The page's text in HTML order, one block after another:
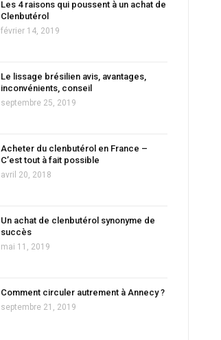
Les 4 raisons qui poussent à un achat de
Clenbutérol
février 14, 2019
Le lissage brésilien avis, avantages,
inconvénients, conseil
septembre 25, 2019
Acheter du clenbutérol en France –
C’est tout à fait possible
avril 20, 2018
Un achat de clenbutérol synonyme de
succès
mai 11, 2019
Comment circuler autrement à Annecy ?
septembre 21, 2019